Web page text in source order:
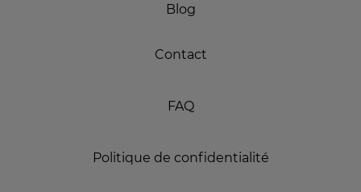
Blog
Contact
FAQ
Politique de confidentialité